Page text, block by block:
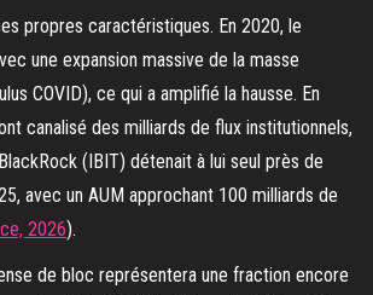
propres caractéristiques. En 2020, le
une expansion massive de la masse
COVID), ce qui a amplifié la hausse. En
canalisé des milliards de flux institutionnels,
(IBIT) détenait à lui seul près de
avec un AUM approchant 100 milliards de
2026).
de bloc représentera une fraction encore